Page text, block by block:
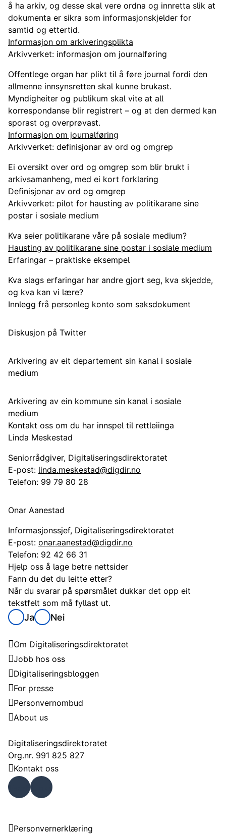
å ha arkiv, og desse skal vere ordna og innretta slik at
dokumenta er sikra som informasjonskjelder for
samtid og ettertid.
Informasjon om arkiveringsplikta
Arkivverket: informasjon om journalføring
Offentlege organ har plikt til å føre journal fordi den
allmenne innsynsretten skal kunne brukast.
Myndigheiter og publikum skal vite at all
korrespondanse blir registrert – og at den dermed kan
sporast og overprøvast.
Informasjon om journalføring
Arkivverket: definisjonar av ord og omgrep
Ei oversikt over ord og omgrep som blir brukt i
arkivsamanheng, med ei kort forklaring
Definisjonar av ord og omgrep
Arkivverket: pilot for hausting av politikarane sine
postar i sosiale medium
Kva seier politikarane våre på sosiale medium?
Hausting av politikarane sine postar i sosiale medium
Erfaringar – praktiske eksempel
Kva slags erfaringar har andre gjort seg, kva skjedde,
og kva kan vi lære?
Innlegg frå personleg konto som saksdokument
Diskusjon på Twitter
Arkivering av eit departement sin kanal i sosiale
medium
Arkivering av ein kommune sin kanal i sosiale
medium
Kontakt oss om du har innspel til rettleiinga
Linda Meskestad
Seniorrådgiver, Digitaliseringsdirektoratet
E-post: linda.meskestad@digdir.no
Telefon: 99 79 80 28
Onar Aanestad
Informasjonssjef, Digitaliseringsdirektoratet
E-post: onar.aanestad@digdir.no
Telefon: 92 42 66 31
Hjelp oss å lage betre nettsider
Fann du det du leitte etter?
Når du svarar på spørsmålet dukkar det opp eit
tekstfelt som må fyllast ut.
Ja Nei
Om Digitaliseringsdirektoratet
Jobb hos oss
Digitaliseringsbloggen
For presse
Personvernombud
About us
Digitaliseringsdirektoratet
Org.nr. 991 825 827
Kontakt oss
Faceb
Personvernerklæring